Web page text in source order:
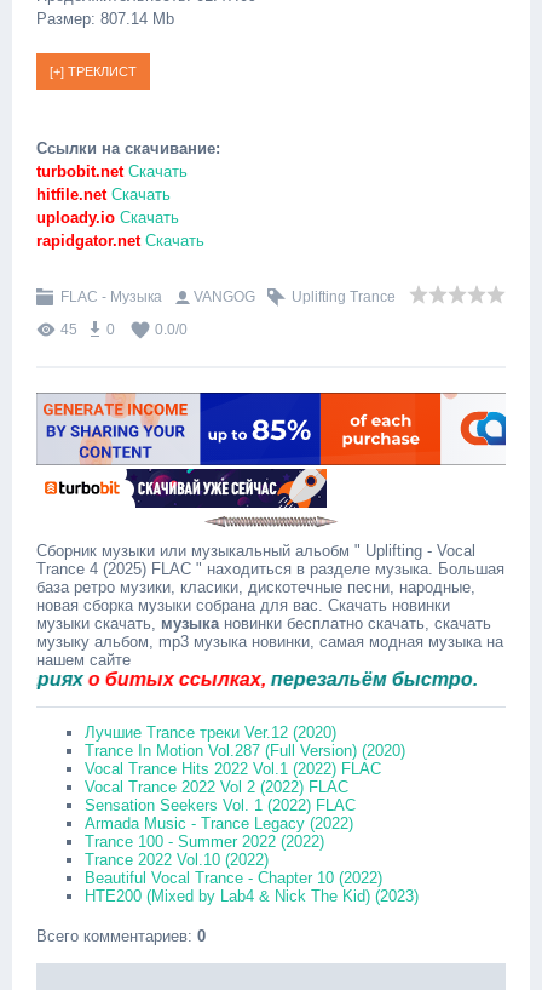
Размер: 807.14 Mb
Ссылки на скачивание:
turbobit.netСкачать
hitfile.netСкачать
uploady.io Скачать
rapidgator.netСкачать
FLAC - Музыка VANGOG
Uplifting Trance
45
0 0.0/0
Сборник музыки или музыкальный альобм " Uplifting - Vocal
Trance 4 (2025) FLAC " находиться в разделе музыка. Большая
база ретро музики, класики, дискотечные песни, народные,
новая сборка музыки собрана для вас. Скачать новинки
музыки скачать, музыкановинки бесплатно скачать, скачать
музыку альбом, mp3 музыка новинки, самая модная музыка на
нашем сайте
о битых ссылках,перезальём быстро.
Лучшие Trance треки Ver.12 (2020)
Trance In Motion Vol.287 (Full Version) (2020)
Vocal Trance Hits 2022 Vol.1 (2022) FLAC
Vocal Trance 2022 Vol 2 (2022) FLAC
Sensation Seekers Vol. 1 (2022) FLAC
Armada Music - Trance Legacy (2022)
Trance 100 - Summer 2022 (2022)
Trance 2022 Vol.10 (2022)
Beautiful Vocal Trance - Chapter 10 (2022)
HTE200 (Mixed by Lab4 & Nick The Kid) (2023)
Всего комментариев: 0